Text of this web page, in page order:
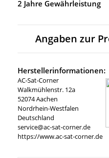
2 Jahre Gewährleistung
Angaben zur
Herstellerinformationen:
AC-Sat-Corner
Walkmühlenstr. 12a
52074 Aachen
Nordrhein-Westfalen
Deutschland
service@ac-sat-corner.de
https://www.ac-sat-corner.de